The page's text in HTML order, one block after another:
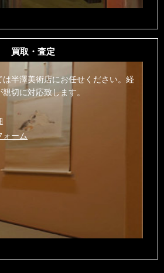
買取・査定
は半澤美術店にお任せください。経
切に対応致します。
ォーム